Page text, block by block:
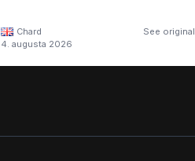
Chard
See original
4. augusta 2026